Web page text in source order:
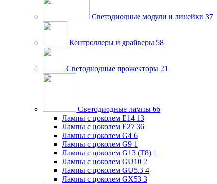
Светодиодные модули и линейки 37
Контроллеры и драйверы 58
Светодиодные прожекторы 21
Светодиодные лампы 66
Лампы с цоколем E14 13
Лампы с цоколем E27 36
Лампы с цоколем G4 6
Лампы с цоколем G9 1
Лампы с цоколем G13 (Т8) 1
Лампы с цоколем GU10 2
Лампы с цоколем GU5.3 4
Лампы с цоколем GX53 3